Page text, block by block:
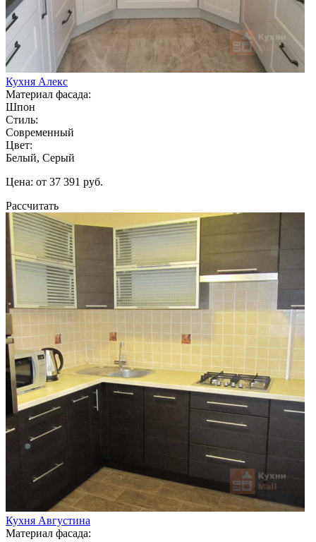
Кухня Алекс
Материал фасада:
Шпон
Стиль:
Современный
Цвет:
Белый, Серый
Цена: от 37 391 руб.
Рассчитать
Кухня Августина
Материал фасада: